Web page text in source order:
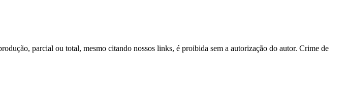
parcial ou total, mesmo citando nossos links, é proibida sem a autorização do autor. Crime de